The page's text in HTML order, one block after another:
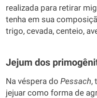
realizada para retirar
tenha em sua
trigo, cevada, centeio,
Jejum dos
Na véspera do Pessach,
jejuar como forma de